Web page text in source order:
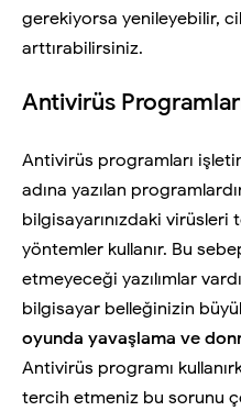
gerekiyorsa yenileyebilir,
arttırabilirsiniz.
Antivirüs
Antivirüs programları
adına yazılan
bilgisayarınızdaki
yöntemler kullanır. Bu
etmeyeceği yazılımlar
bilgisayar belleğinizin
oyunda yavaşlama ve
Antivirüs programı
tercih etmeniz bu sorunu